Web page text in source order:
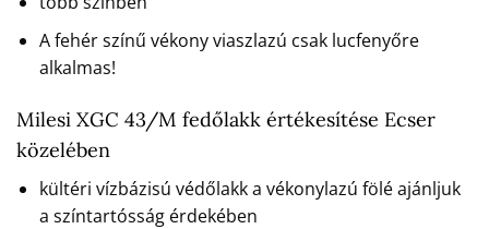
A fehér színű vékony viaszlazú csak lucfenyőre
alkalmas!
Milesi XGC 43/M fedőlakk értékesítése Ecser
közelében
kültéri vízbázisú védőlakk a vékonylazú fölé ajánljuk
a színtartósság érdekében